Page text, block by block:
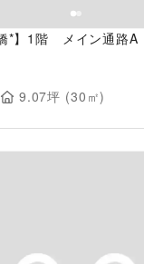
*】1階 メイン通路A
9.07坪 (30 ㎡)